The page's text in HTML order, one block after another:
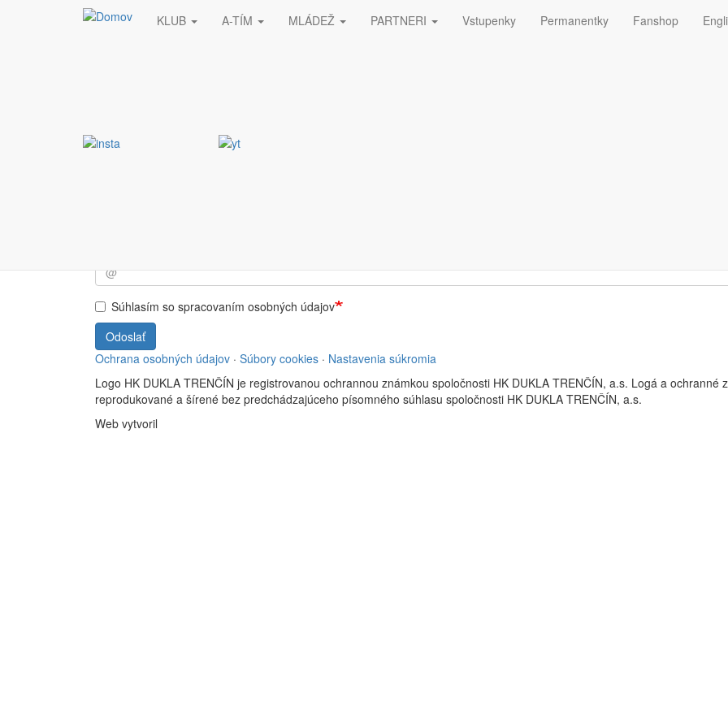
KLUB A-TÍM MLÁDEŽ PARTNERI Vstupenky Permanentky Fanshop
Vyžiadaná stránka nebola nájdená.
Súhlasím so spracovaním osobných údajov
Odoslať
Ochrana osobných údajov · Súbory cookies · Nastavenia súkromia
Logo HK DUKLA TRENČÍN je registrovanou ochrannou známkou spoločnosti HK DUKLA TRENČÍN, a.s. Logá a ochranné
reprodukované a šírené bez predchádzajúceho písomného súhlasu spoločnosti HK DUKLA TRENČÍN, a.s.
Web vytvoril